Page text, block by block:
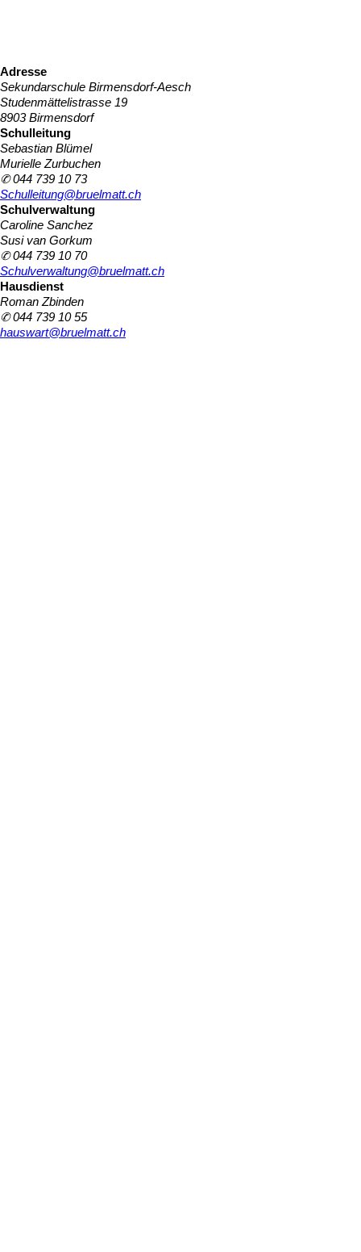
Adresse
Sekundarschule Birmensdorf-Aesch
Studenmättelistrasse 19
8903 Birmensdorf
Schulleitung
Sebastian Blümel
Murielle Zurbuchen
✆ 044 739 10 73
Schulleitung@bruelmatt.ch
Schulverwaltung
Caroline Sanchez
Susi van Gorkum
✆ 044 739 10 70
Schulverwaltung@bruelmatt.ch
Hausdienst
Roman Zbinden
✆ 044 739 10 55
hauswart@bruelmatt.ch